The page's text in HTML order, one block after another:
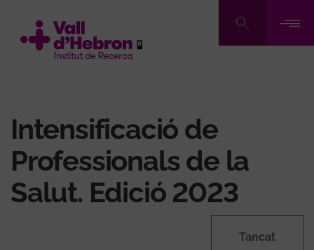
contingut
Intensificació de
Professionals de la
Salut. Edició 2023
Tancat